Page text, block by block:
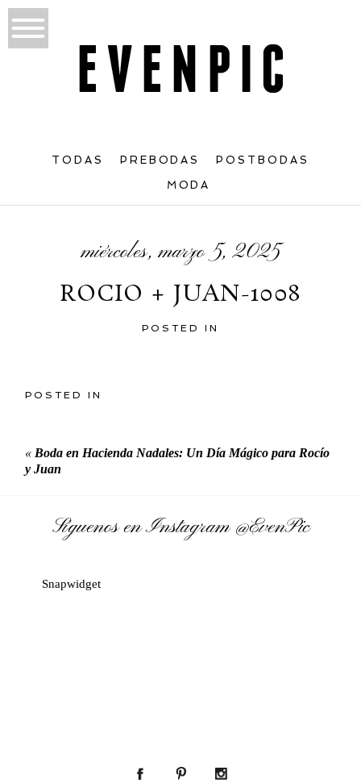
TODAS PREBODAS POSTBODAS
MODA
miércoles, marzo 5, 2025
ROCIO + JUAN-1008
POSTED IN
POSTED IN
« Boda en Hacienda Nadales: Un Día Mágico para Rocío
y Juan
Síguenos en Instagram@EvenPic
Snapwidget